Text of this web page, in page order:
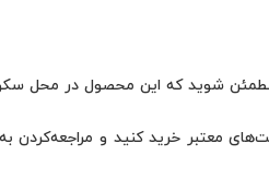
مطمئن شوید که این محصول در محل
معتبر خرید کنید و مراجعه‌کردن به